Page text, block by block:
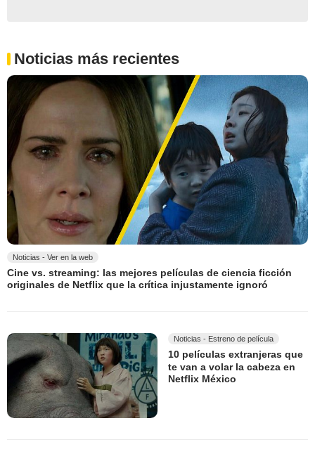
Noticias más recientes
Noticias - Ver en la web
Cine vs. streaming: las mejores películas de ciencia ficción
originales de Netflix que la crítica injustamente ignoró
Noticias - Estreno de película
10 películas extranjeras que
te van a volar la cabeza en
Netflix México